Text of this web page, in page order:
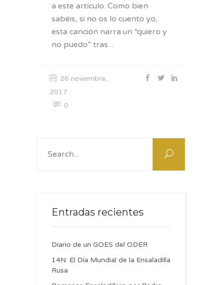
a este artículo. Como bien
sabéis, si no os lo cuento yo,
esta canción narra un “quiero y
no puedo” tras
26 noviembre,
2017
0
Entradas recientes
Diario de un GOES del ODER
14N: El Día Mundial de la Ensaladilla
Rusa